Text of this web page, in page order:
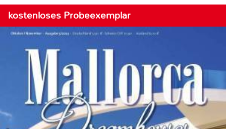
kostenloses Probeexemplar